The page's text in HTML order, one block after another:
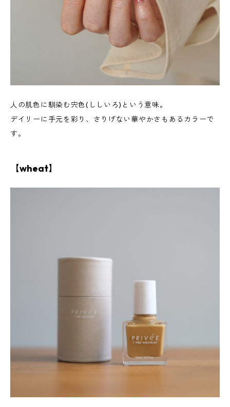
人の肌色に馴染む宍色(ししいろ)という意味。
デイリーに手元を彩り、さりげない華やかさもあるカラーで
す。
【wheat】